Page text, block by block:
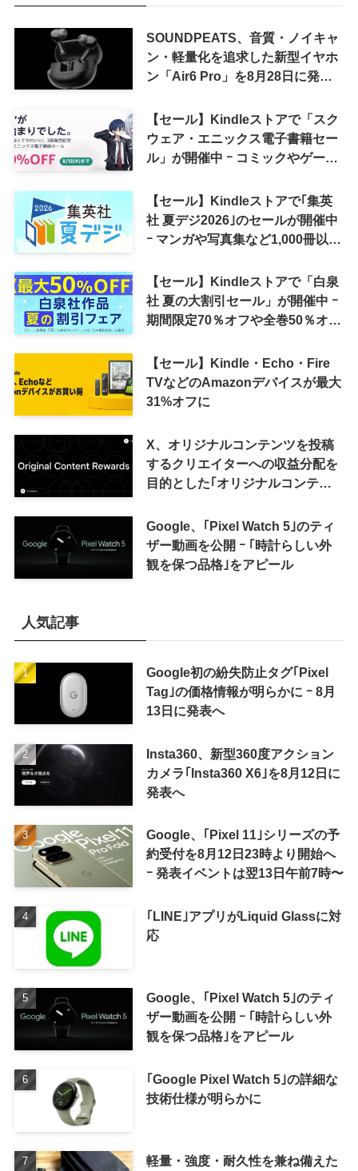
SOUNDPEATS、音質・ノイキャ
ン・軽量化を追求した新型イヤホ
ン「Air6 Pro」を8月28日に発売
【セール】Kindleストアで「スク
ウェア・エニックス電子書籍セー
ル」が開催中 ｰ コミックやゲーム
【セール】Kindleストアで｢集英
社 夏デジ2026｣のセールが開催中
ｰ マンガや写真集など1,000冊以上
【セール】Kindleストアで「白泉
社 夏の大割引セール」が開催中 ｰ
期間限定70％オフや全巻50％オフ
【セール】Kindle・Echo・Fire
TVなどのAmazonデバイスが最大
31%オフに
X、オリジナルコンテンツを投稿
するクリエイターへの収益分配を
目的とした｢オリジナルコンテン
来の｢収益分配｣は廃止
Google、｢Pixel Watch 5｣のティ
ザー動画を公開 ｰ ｢時計らしい外
観を保つ品格｣をアピール
人気記事
Google初の紛失防止タグ｢Pixel
Tag｣の価格情報が明らかに ｰ 8月
13日に発表へ
Insta360、新型360度アクション
カメラ｢Insta360 X6｣を8月12日に
発表へ
Google、｢Pixel 11｣シリーズの予
約受付を8月12日23時より開始へ
ｰ 発表イベントは翌13日午前7時〜
｢LINE｣アプリがLiquid Glassに対
応
Google、｢Pixel Watch 5｣のティ
ザー動画を公開 ｰ ｢時計らしい外
観を保つ品格｣をアピール
｢Google Pixel Watch 5｣の詳細な
技術仕様が明らかに
軽量・強度・耐久性を兼ね備えた